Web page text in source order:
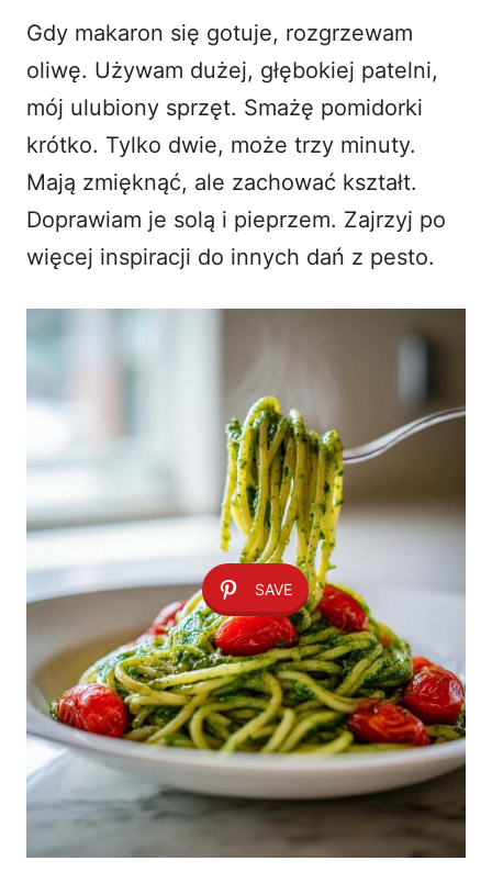
Gdy makaron się gotuje, rozgrzewam
oliwę. Używam dużej, głębokiej patelni,
mój ulubiony sprzęt. Smażę pomidorki
krótko. Tylko dwie, może trzy minuty.
Mają zmięknąć, ale zachować kształt.
Doprawiam je solą i pieprzem. Zajrzyj po
więcej inspiracji do innych dań z pesto.
SAVE